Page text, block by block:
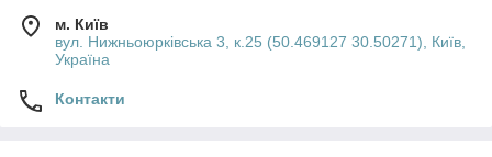
м. Київ
вул. Нижньоюрківська 3, к.25 (50.469127 30.50271), Київ,
Україна
Контакти